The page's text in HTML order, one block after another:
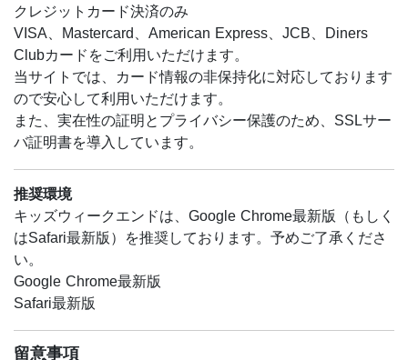
クレジットカード決済のみ
VISA、Mastercard、American Express、JCB、Diners
Clubカードをご利用いただけます。
当サイトでは、カード情報の非保持化に対応しております
ので安心して利用いただけます。
また、実在性の証明とプライバシー保護のため、SSLサー
バ証明書を導入しています。
推奨環境
キッズウィークエンドは、Google Chrome最新版（もしく
はSafari最新版）を推奨しております。予めご了承くださ
い。
Google Chrome最新版
Safari最新版